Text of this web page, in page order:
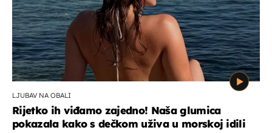
LJUBAV NA OBALI
Rijetko ih viđamo zajedno! Naša glumica
pokazala kako s dečkom uživa u morskoj idili